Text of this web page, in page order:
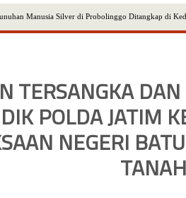
Manusia Silver di Probolinggo Ditangkap di
Kota Batu Kembangkan Program Inovasi Literasi
Ketahanan Pangan Lewat Dialog Bersama Petani
'Smart Water City' di Indonesia City Expo APEKSI
Bhayangkara ke-80,Polres Batu Gelar Kapolres
Malang Batu Jangan Lupa Mampir Ke-Waroeng
TERSANGKA
POLDA JATIM
NEGERI
TANAH